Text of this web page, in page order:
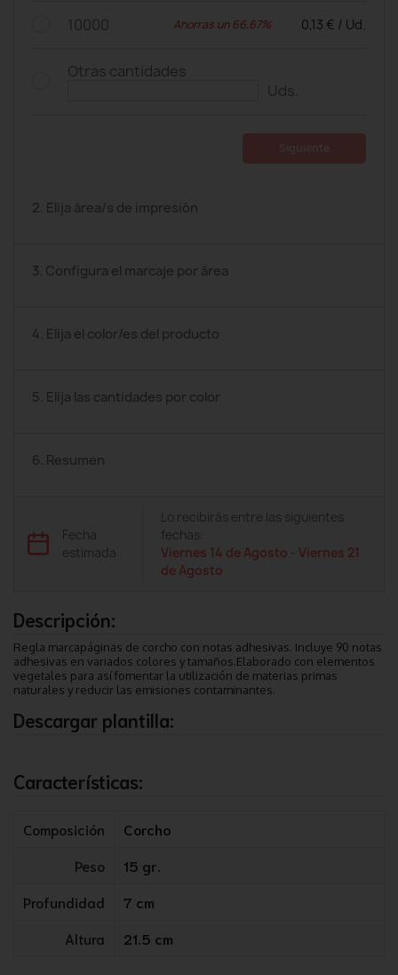
10000 Ahorras un 66,67% 0,13 € / Ud.
Otras cantidades
Uds.
2. Elija área/s de impresión
3. Configura el marcaje por área
4. Elija el color/es del producto
5. Elija las cantidades por color
6. Resumen
Fecha
estimada
Lo recibirás entre las siguientes
fechas:
Viernes 14 de Agosto -Viernes 21
de Agosto
Descripción:
Regla marcapáginas de corcho con notas adhesivas. Incluye 90 notas
adhesivas en variados colores y tamaños.Elaborado con elementos
vegetales para así fomentar la utilización de materias primas
naturales y reducir las emisiones contaminantes.
Descargar plantilla:
Características:
Composición
Corcho
Peso
15 gr.
Profundidad
7 cm
Altura
21.5 cm